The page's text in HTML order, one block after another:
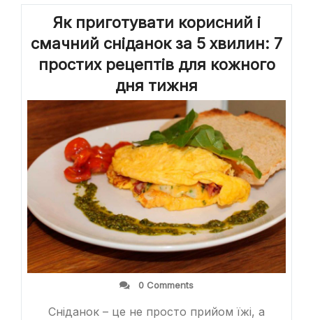
розумно
витрачати
кишенькові
Як приготувати корисний і
смачний сніданок за 5 хвилин: 7
простих рецептів для кожного
дня тижня
0 Comments
Сніданок – це не просто прийом їжі, а